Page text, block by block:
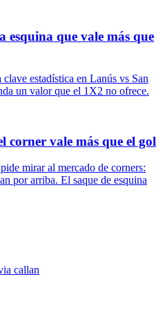
esquina que vale más que
estadística en Lanús vs San
un valor que el 1X2 no ofrece.
corner vale más que el gol
mirar al mercado de corners:
por arriba. El saque de esquina
callan